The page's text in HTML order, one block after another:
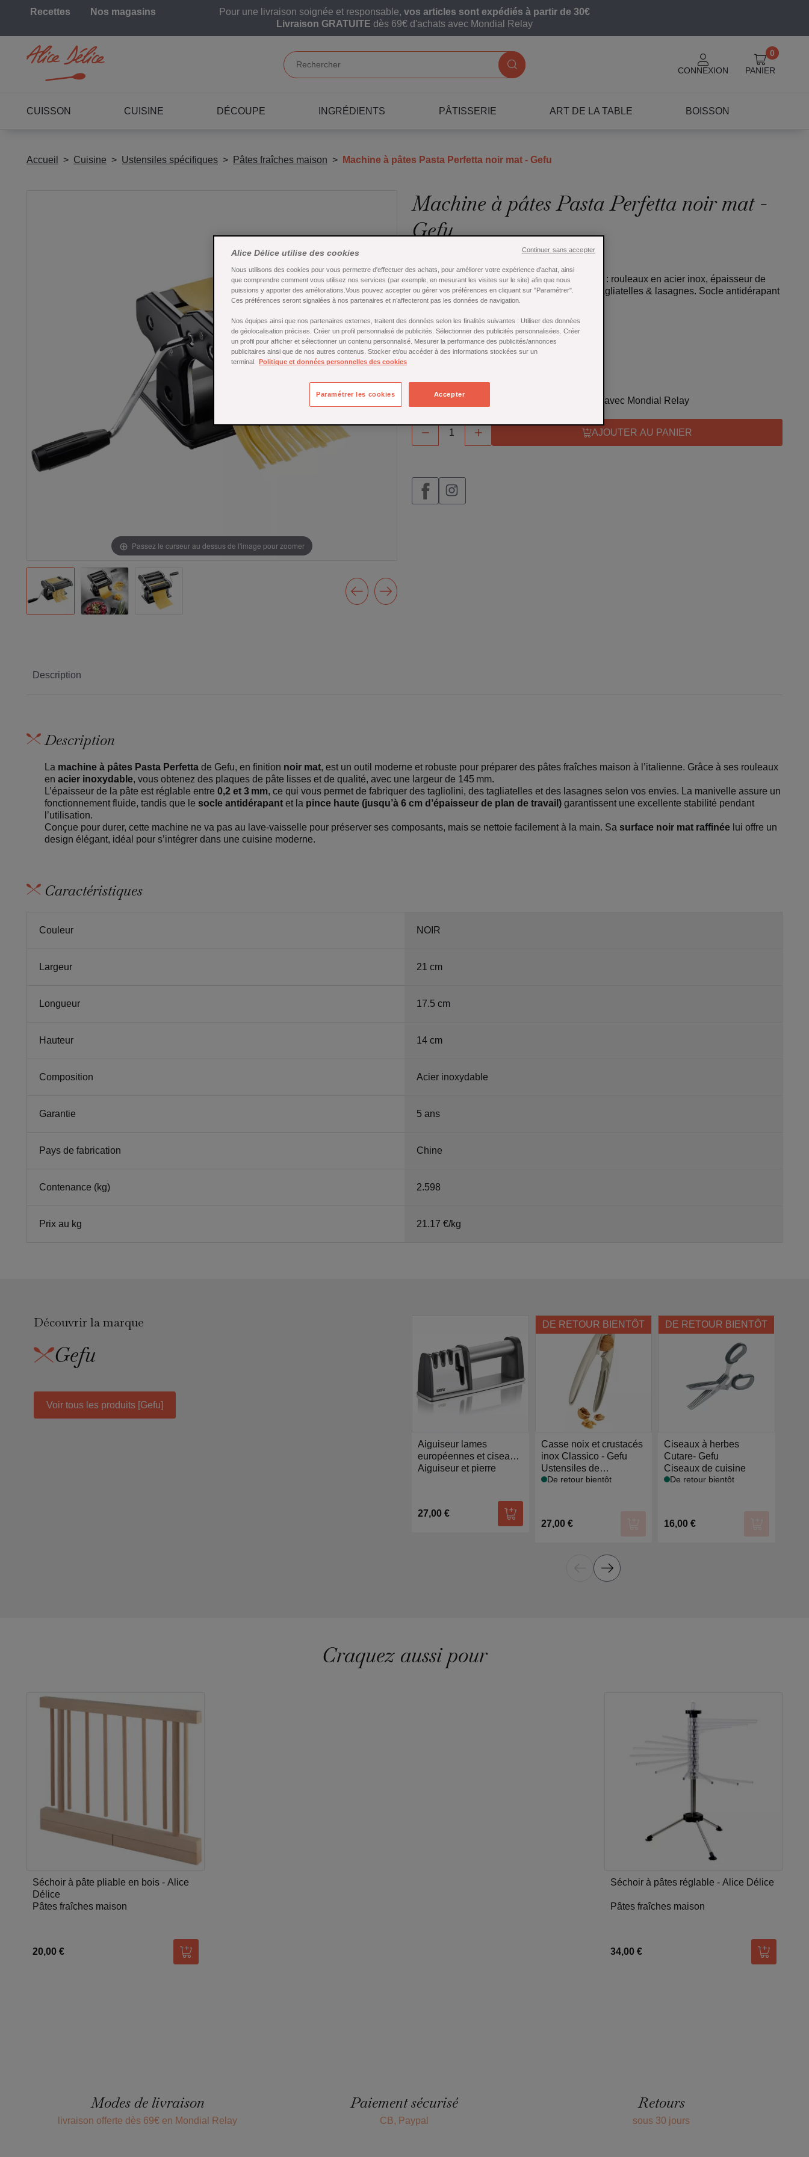
Recettes Nos magasins Pour une livraison soignée et responsable, vos articles sont expédiés à partir de 30€
Livraison GRATUITE dès 69€ d'achats avec Mondial Relay
CONNEXION PANIER
0
CUISSON CUISINE DÉCOUPE INGRÉDIENTS PÂTISSERIE ART DE LA TABLE BOISSON
Accueil Cuisine Ustensiles spécifiques Pâtes fraîches maison Machine à pâtes Pasta Perfetta noir mat - Gefu
Passez le curseur au dessus de l'image pour zoomer
Machine à pâtes Pasta Perfetta noir mat -
Gefu
Machine à pâtes Pasta Perfetta Gefu noir mat : rouleaux en acier inox, épaisseur de
pâte réglable de 0,2 à 3 mm, pour tagliolini, tagliatelles & lasagnes. Socle antidérapant
+ pince haute pour plan de travail épais.
En savoir plus
En stock
🕒 Livraison sous 3-4 jours - gratuite dès 69€ avec Mondial Relay
  AJOUTER AU PANIER
Description
Description
La machine à pâtes Pasta Perfetta de Gefu, en finition noir mat, est un outil moderne et robuste pour préparer des pâtes fraîches maison à l’italienne. Grâce à ses rouleaux
en acier inoxydable, vous obtenez des plaques de pâte lisses et de qualité, avec une largeur de 145 mm.
L’épaisseur de la pâte est réglable entre 0,2 et 3 mm, ce qui vous permet de fabriquer des tagliolini, des tagliatelles et des lasagnes selon vos envies. La manivelle assure un
fonctionnement fluide, tandis que le socle antidérapant et la pince haute (jusqu’à 6 cm d’épaisseur de plan de travail) garantissent une excellente stabilité pendant
l’utilisation.
Conçue pour durer, cette machine ne va pas au lave-vaisselle pour préserver ses composants, mais se nettoie facilement à la main. Sa surface noir mat raffinée lui offre un
design élégant, idéal pour s’intégrer dans une cuisine moderne.
Caractéristiques
Couleur NOIR
Largeur 21 cm
Longueur 17.5 cm
Hauteur 14 cm
Composition Acier inoxydable
Garantie 5 ans
Pays de fabrication Chine
Contenance (kg) 2.598
Prix au kg 21.17 €/kg
Découvrir la marque
Gefu
Voir tous les produits [Gefu]
Aiguiseur lames
européennes et ciseaux
Colt Pro - Gefu
Aiguiseur et pierre
27,00 €
Ajouter au panier
DE RETOUR BIENTÔT
Casse noix et crustacés
inox Classico - Gefu
Ustensiles de
préparation
De retour bientôt
27,00 €
Ajouter au panier
DE RETOUR BIENTÔT
Ciseaux à herbes
Cutare- Gefu
Ciseaux de cuisine
De retour bientôt
16,00 €
Craquez aussi pour
Séchoir à pâte pliable en bois - Alice
Délice
Pâtes fraîches maison
20,00 € Ajouter au panier
Séchoir à pâtes réglable - Alice Délice
Pâtes fraîches maison
34,00 € Ajouter
Modes de livraison
livraison offerte dès 69€ en Mondial Relay
Paiement sécurisé
CB, Paypal
Retours
sous 30 jours
Alice Délice utilise des cookies
Nous utilisons des cookies pour vous permettre d'effectuer des achats, pour améliorer votre expérience d'achat, ainsi
que comprendre comment vous utilisez nos services (par exemple, en mesurant les visites sur le site) afin que nous
puissions y apporter des améliorations.Vous pouvez accepter ou gérer vos préférences en cliquant sur "Paramétrer".
Ces préférences seront signalées à nos partenaires et n’affecteront pas les données de navigation.
Nos équipes ainsi que nos partenaires externes, traitent des données selon les finalités suivantes : Utiliser des données
de géolocalisation précises. Créer un profil personnalisé de publicités. Sélectionner des publicités personnalisées. Créer
un profil pour afficher et sélectionner un contenu personnalisé. Mesurer la performance des publicités/annonces
publicitaires ainsi que de nos autres contenus. Stocker et/ou accéder à des informations stockées sur un
terminal.
Politique et données personnelles des cookies
Accepter
Paramétrer les cookies
Continuer sans accepter